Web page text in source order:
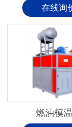
在线询
燃油模